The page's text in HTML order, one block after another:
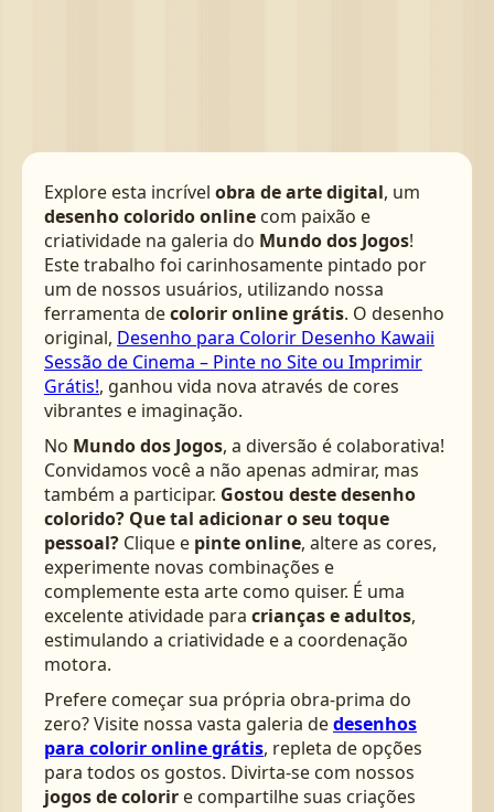
Explore esta incrível obra de arte digital, um
desenho colorido online com paixão e
criatividade na galeria do Mundo dos Jogos!
Este trabalho foi carinhosamente pintado por
um de nossos usuários, utilizando nossa
ferramenta decolorir online grátis. O desenho
original, Desenho para Colorir Desenho Kawaii
Sessão de Cinema – Pinte no Site ou Imprimir
Grátis!, ganhou vida nova através de cores
vibrantes e imaginação.
No Mundo dos Jogos, a diversão é colaborativa!
Convidamos você a não apenas admirar, mas
também a participar. Gostou deste desenho
colorido? Que tal adicionar o seu toque
pessoal? Clique e pinte online, altere as cores,
experimente novas combinações e
complemente esta arte como quiser. É uma
excelente atividade para crianças e adultos,
estimulando a criatividade e a coordenação
motora.
Prefere começar sua própria obra-prima do
zero? Visite nossa vasta galeria dedesenhos
para colorir online grátis, repleta de opções
para todos os gostos. Divirta-se com nossos
jogos de colorir e compartilhe suas criações